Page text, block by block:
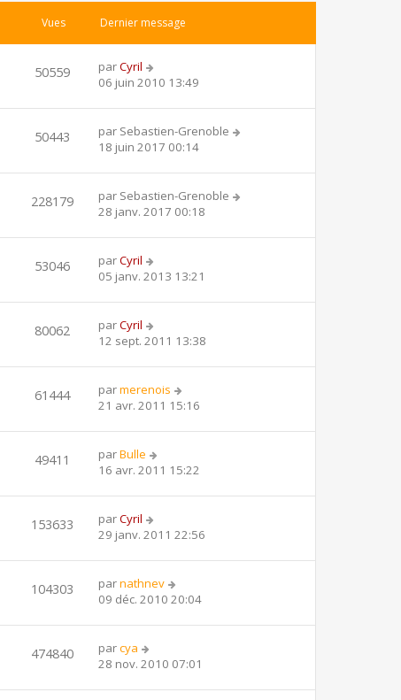
Vues Dernier message
50559 parCyril
06 juin 2010 13:49
50443 par Sebastien-Grenoble
18 juin 2017 00:14
228179 par Sebastien-Grenoble
28 janv. 2017 00:18
53046 parCyril
05 janv. 2013 13:21
80062 parCyril
12 sept. 2011 13:38
61444 parmerenois
21 avr. 2011 15:16
49411 parBulle
16 avr. 2011 15:22
153633 parCyril
29 janv. 2011 22:56
104303 parnathnev
09 déc. 2010 20:04
474840 parcya
28 nov. 2010 07:01